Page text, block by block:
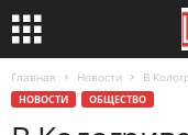
Главная Новости В
НОВОСТИ ОБЩЕСТВО